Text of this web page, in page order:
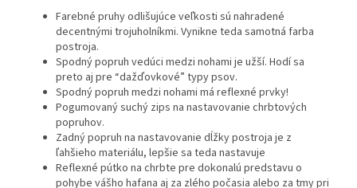
Farebné pruhy odlišujúce veľkosti sú nahradené
decentnými trojuholníkmi. Vynikne teda samotná farba
postroja.
Spodný popruh vedúci medzi nohami je užší. Hodí sa
preto aj pre “dažďovkové” typy psov.
Spodný popruh medzi nohami má reflexné prvky!
Pogumovaný suchý zips na nastavovanie chrbtových
popruhov.
Zadný popruh na nastavovanie dĺžky postroja je z
ľahšieho materiálu, lepšie sa teda nastavuje
Reflexné pútko na chrbte pre dokonalú predstavu o
pohybe vášho hafana aj za zlého počasia alebo za tmy pri